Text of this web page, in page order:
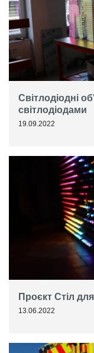
Світлодіодні
світлодіодами
19.09.2022
Проєкт Стіл
13.06.2022